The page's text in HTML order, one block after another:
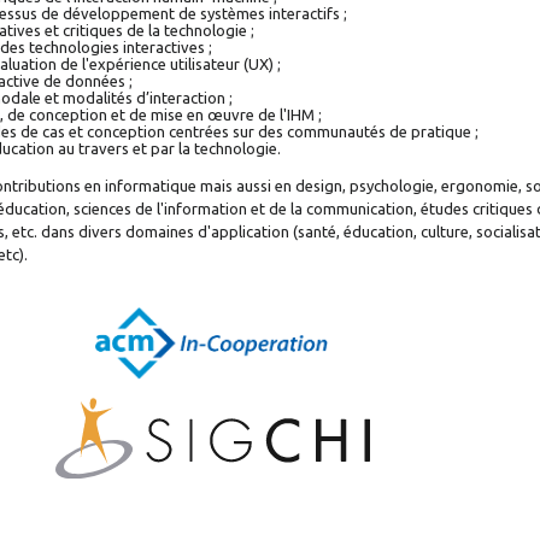
de développement de systèmes interactifs ;
et critiques de la technologie ;
technologies interactives ;
de l'expérience utilisateur (UX) ;
de données ;
et modalités d’interaction ;
de conception et de mise en œuvre de l'IHM ;
de cas et conception centrées sur des communautés de pratique ;
au travers et par la technologie.
en informatique mais aussi en design, psychologie, ergonomie,
sciences de l'information et de la communication, études critiques
etc. dans divers domaines d'application (santé, éducation, culture,